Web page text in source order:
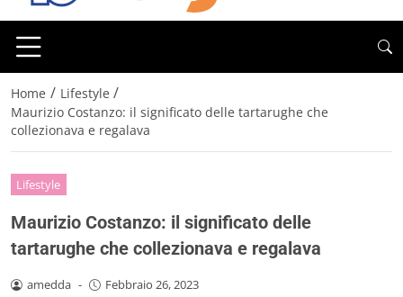
Home / Lifestyle /
Maurizio Costanzo: il significato delle tartarughe che
collezionava e regalava
Lifestyle
Maurizio Costanzo: il significato delle
tartarughe che collezionava e regalava
amedda - Febbraio 26, 2023